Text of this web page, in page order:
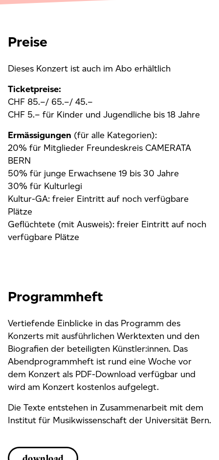
Preise
Dieses Konzert ist auch im Abo erhältlich
Ticketpreise:
CHF 85.–/ 65.–/ 45.–
CHF 5.– für Kinder und Jugendliche bis 18 Jahre
Ermässigungen (für alle Kategorien):
20% für Mitglieder Freundeskreis CAMERATA
BERN
50% für junge Erwachsene 19 bis 30 Jahre
30% für Kulturlegi
Kultur-GA: freier Eintritt auf noch verfügbare
Plätze
Geflüchtete (mit Ausweis): freier Eintritt auf noch
verfügbare Plätze
Programmheft
Vertiefende Einblicke in das Programm des
Konzerts mit ausführlichen Werktexten und den
Biografien der beteiligten Künstler:innen. Das
Abendprogrammheft ist rund eine Woche vor
dem Konzert als PDF-Download verfügbar und
wird am Konzert kostenlos aufgelegt.
Die Texte entstehen in Zusammenarbeit mit dem
Institut für Musikwissenschaft der Universität Bern.